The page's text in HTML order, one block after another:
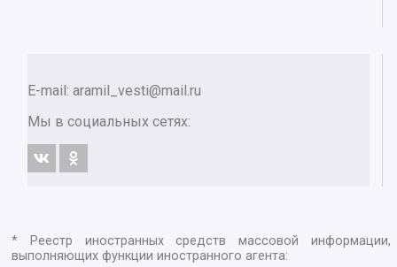
E-mail: aramil_vesti@mail.ru
Мы в социальных сетях:
* Реестр иностранных средств массовой информации,
выполняющих функции иностранного агента: